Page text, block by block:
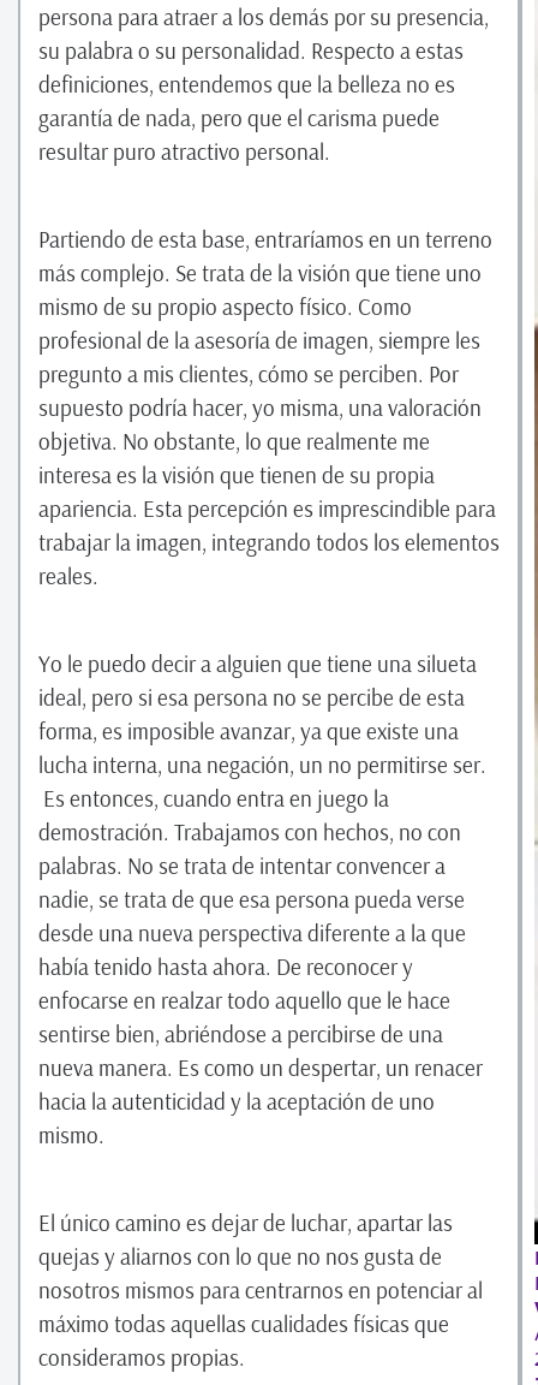
persona para atraer a los demás por su presencia,
su palabra o su personalidad. Respecto a estas
definiciones, entendemos que la belleza no es
garantía de nada, pero que el carisma puede
resultar puro atractivo personal.
Partiendo de esta base, entraríamos en un terreno
más complejo. Se trata de la visión que tiene uno
mismo de su propio aspecto físico. Como
profesional de la asesoría de imagen, siempre les
pregunto a mis clientes, cómo se perciben. Por
supuesto podría hacer, yo misma, una valoración
objetiva. No obstante, lo que realmente me
interesa es la visión que tienen de su propia
apariencia. Esta percepción es imprescindible para
trabajar la imagen, integrando todos los elementos
reales.
Yo le puedo decir a alguien que tiene una silueta
ideal, pero si esa persona no se percibe de esta
forma, es imposible avanzar, ya que existe una
lucha interna, una negación, un no permitirse ser.
Es entonces, cuando entra en juego la
demostración. Trabajamos con hechos, no con
palabras. No se trata de intentar convencer a
nadie, se trata de que esa persona pueda verse
desde una nueva perspectiva diferente a la que
había tenido hasta ahora. De reconocer y
enfocarse en realzar todo aquello que le hace
sentirse bien, abriéndose a percibirse de una
nueva manera. Es como un despertar, un renacer
hacia la autenticidad y la aceptación de uno
mismo.
El único camino es dejar de luchar, apartar las
quejas y aliarnos con lo que no nos gusta de
nosotros mismos para centrarnos en potenciar al
máximo todas aquellas cualidades físicas que
consideramos propias.